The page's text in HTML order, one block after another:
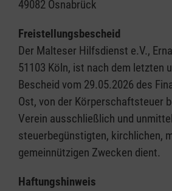
49082 Osnabrück
Freistellungsbescheid
Der Malteser Hilfsdienst e.V.,
51103 Köln, ist nach dem letzten
Bescheid vom 29.05.2026 des
Ost, von der Körperschaftsteuer
Verein ausschließlich und
steuerbegünstigten, kirchlichen,
gemeinnützigen Zwecken dient.
Haftungshinweis